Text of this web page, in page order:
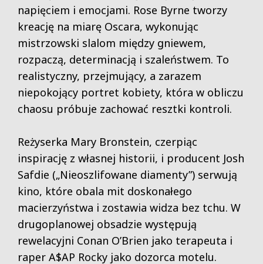
napięciem i emocjami. Rose Byrne tworzy
kreację na miarę Oscara, wykonując
mistrzowski slalom między gniewem,
rozpaczą, determinacją i szaleństwem. To
realistyczny, przejmujący, a zarazem
niepokojący portret kobiety, która w obliczu
chaosu próbuje zachować resztki kontroli.
Reżyserka Mary Bronstein, czerpiąc
inspirację z własnej historii, i producent Josh
Safdie („Nieoszlifowane diamenty”) serwują
kino, które obala mit doskonałego
macierzyństwa i zostawia widza bez tchu. W
drugoplanowej obsadzie występują
rewelacyjni Conan O’Brien jako terapeuta i
raper A$AP Rocky jako dozorca motelu.